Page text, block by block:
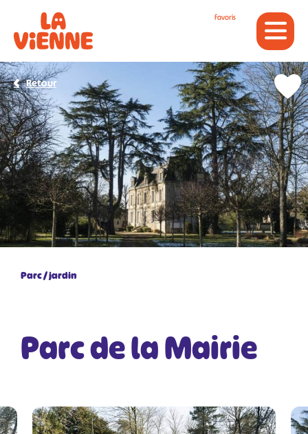
Favoris
Parc / jardin
Parc de la Mairie
Retour